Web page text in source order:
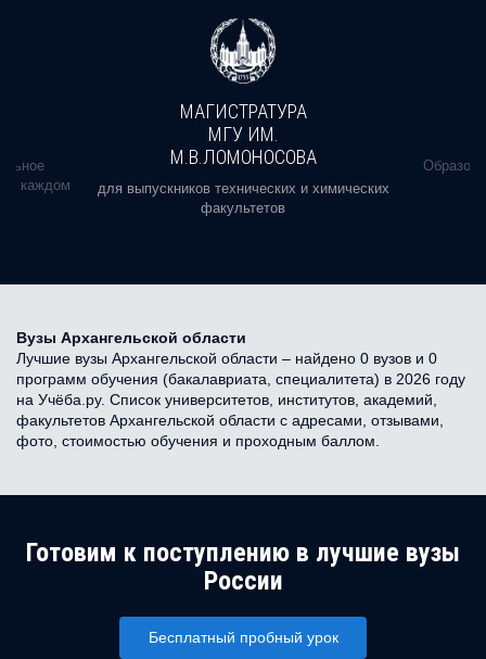
в каждом
МАГИСТРАТУРА
МГУ ИМ.
М.В.ЛОМОНОСОВА
для выпускников технических и химических
факультетов
Вузы Архангельской области
Лучшие вузы Архангельской области – найдено 0 вузов и 0
программ обучения (бакалавриата, специалитета) в 2026 году
на Учёба.ру. Список университетов, институтов, академий,
факультетов Архангельской области с адресами, отзывами,
фото, стоимостью обучения и проходным баллом.
Готовим к поступлению в лучшие вузы
России
Бесплатный пробный урок